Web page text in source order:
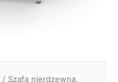
/ Szafa nierdzewna,